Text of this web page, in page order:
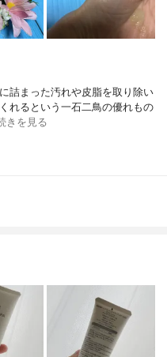
詰まった汚れや皮脂を取り除い
れるという一石二鳥の優れもの
きを見る